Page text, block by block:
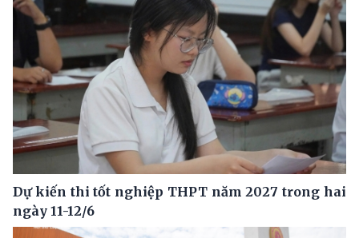
Dự kiến thi tốt nghiệp THPT năm 2027 trong hai
ngày 11-12/6